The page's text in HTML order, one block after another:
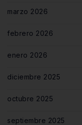
marzo 2026
febrero 2026
enero 2026
diciembre 2025
octubre 2025
septiembre 2025